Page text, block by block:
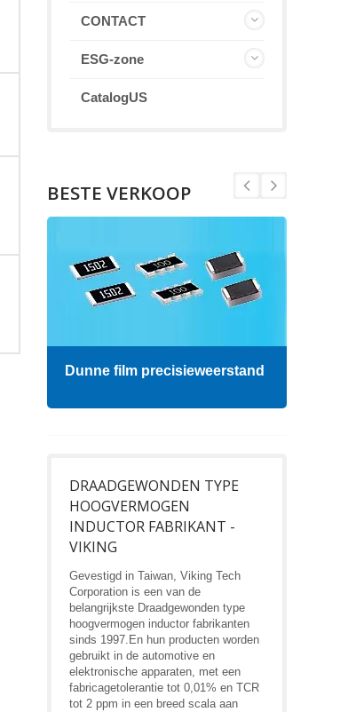
CONTACT
ESG-zone
CatalogUS
BESTE VERKOOP
Dunne film precisieweerstand
DRAADGEWONDEN TYPE
HOOGVERMOGEN
INDUCTOR FABRIKANT -
VIKING
Gevestigd in Taiwan, Viking Tech
Corporation is een van de
belangrijkste Draadgewonden type
hoogvermogen inductor fabrikanten
sinds 1997.En hun producten worden
gebruikt in de automotive en
elektronische apparaten, met een
fabricagetolerantie tot 0,01% en TCR
tot 2 ppm in een breed scala aan